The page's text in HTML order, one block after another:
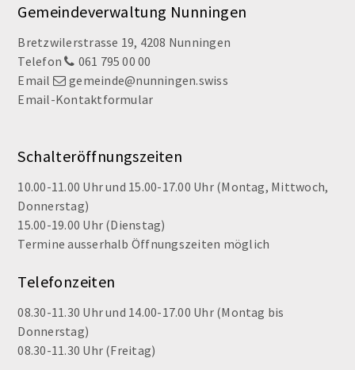
Footer
Gemeindeverwaltung Nunningen
Bretzwilerstrasse 19, 4208 Nunningen
Telefon
061 795 00 00
Email
gemeinde@nunningen.swiss
Email-Kontaktformular
Schalteröffnungszeiten
10.00-11.00 Uhr und 15.00-17.00 Uhr (Montag, Mittwoch,
Donnerstag)
15.00-19.00 Uhr (Dienstag)
Termine ausserhalb Öffnungszeiten möglich
Telefonzeiten
08.30-11.30 Uhr und 14.00-17.00 Uhr (Montag bis
Donnerstag)
08.30-11.30 Uhr (Freitag)